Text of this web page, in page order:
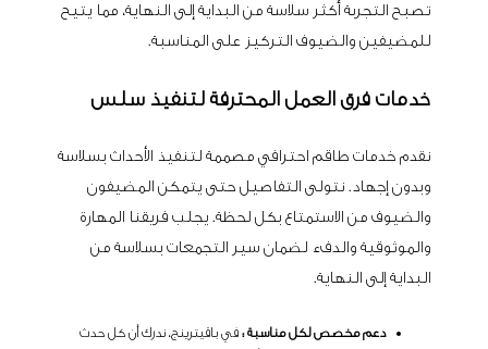
تصبح التجربة أكثر سلاسة من البداية إلى النهاية، مما يتيح
للمضيفين والضيوف التركيز على المناسبة.
خدمات فرق العمل المحترفة لتنفيذ سلس
نقدم خدمات طاقم احترافي مصممة لتنفيذ الأحداث بسلاسة
وبدون إجهاد. نتولى التفاصيل حتى يتمكن المضيفون
والضيوف من الاستمتاع بكل لحظة. يجلب فريقنا المهارة
والموثوقية والدفء لضمان سير التجمعات بسلاسة من
البداية إلى النهاية.
دعم مخصص لكل مناسبة :في باقيترينج، ندرك أن كل حدث